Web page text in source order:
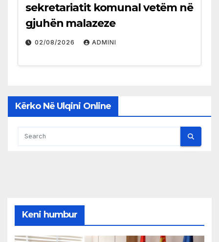
sekretariatit komunal vetëm në
gjuhën malazeze
02/08/2026 ADMINI
Kërko Në Ulqini Online
Keni humbur